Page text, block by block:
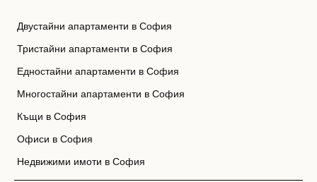
Двустайни апартаменти в София
Тристайни апартаменти в София
Едностайни апартаменти в София
Многостайни апартаменти в София
Къщи в София
Офиси в София
Недвижими имоти в София